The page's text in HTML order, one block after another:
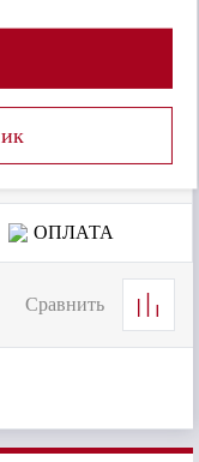
ОПЛАТА
Сравнить